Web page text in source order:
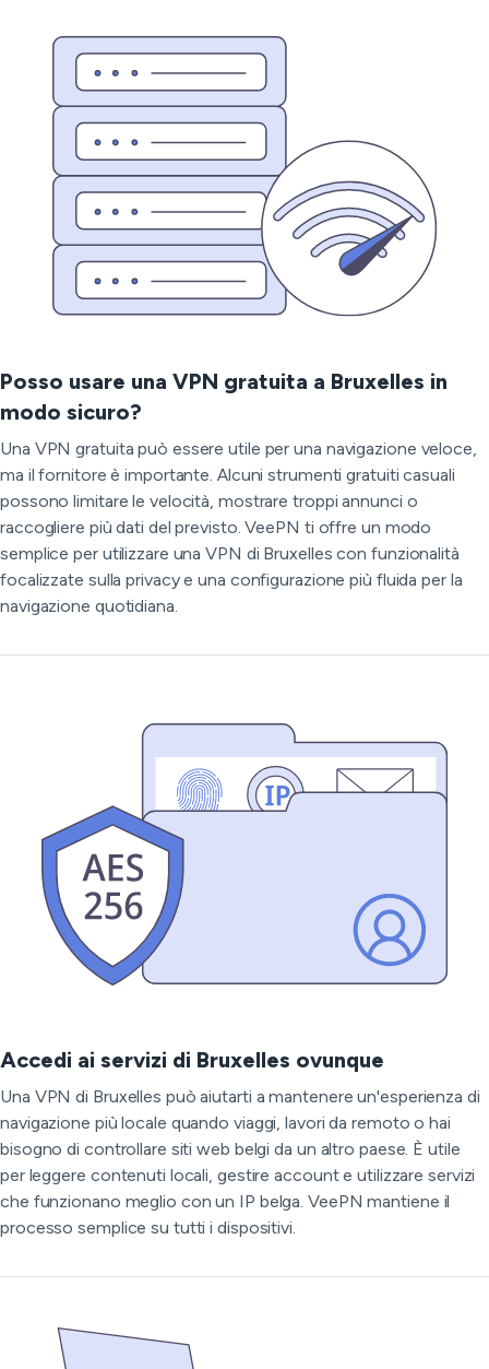
Posso usare una VPN gratuita a Bruxelles in
modo sicuro?
Una VPN gratuita può essere utile per una navigazione veloce,
ma il fornitore è importante. Alcuni strumenti gratuiti casuali
possono limitare le velocità, mostrare troppi annunci o
raccogliere più dati del previsto. VeePN ti offre un modo
semplice per utilizzare una VPN di Bruxelles con funzionalità
focalizzate sulla privacy e una configurazione più fluida per la
navigazione quotidiana.
Accedi ai servizi di Bruxelles ovunque
Una VPN di Bruxelles può aiutarti a mantenere un'esperienza di
navigazione più locale quando viaggi, lavori da remoto o hai
bisogno di controllare siti web belgi da un altro paese. È utile
per leggere contenuti locali, gestire account e utilizzare servizi
che funzionano meglio con un IP belga. VeePN mantiene il
processo semplice su tutti i dispositivi.